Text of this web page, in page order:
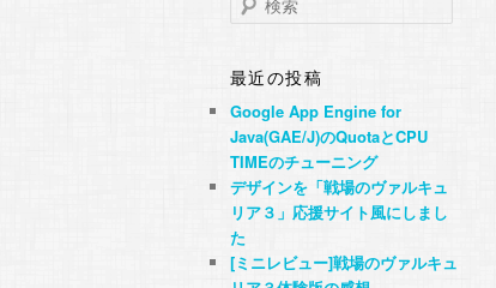
索
最近の投稿
Google App Engine for
Java(GAE/J)のQuotaとCPU
TIMEのチューニング
デザインを「戦場のヴァルキュ
リア３」応援サイト風にしまし
た
[ミニレビュー]戦場のヴァルキュ